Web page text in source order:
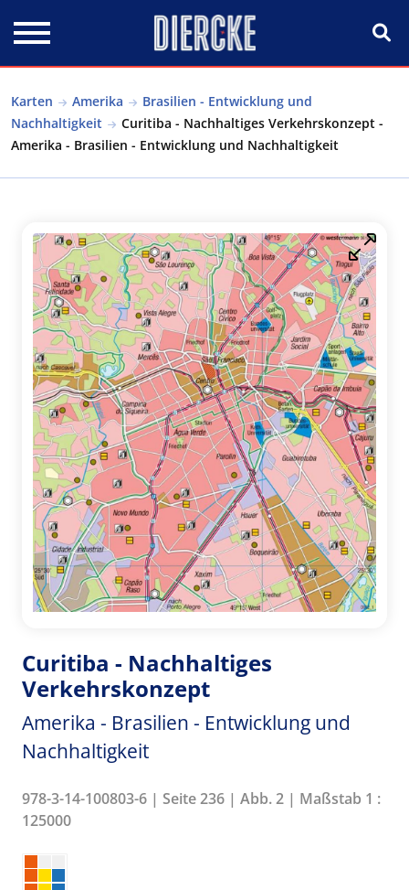
Karten Amerika
Brasilien - Entwicklung und
Nachhaltigkeit
Curitiba - Nachhaltiges Verkehrskonzept -
Amerika - Brasilien - Entwicklung und Nachhaltigkeit
Curitiba - Nachhaltiges
Verkehrskonzept
Amerika - Brasilien - Entwicklung und
Nachhaltigkeit
978-3-14-100803-6 | Seite 236 | Abb. 2 | Maßstab 1 :
125000